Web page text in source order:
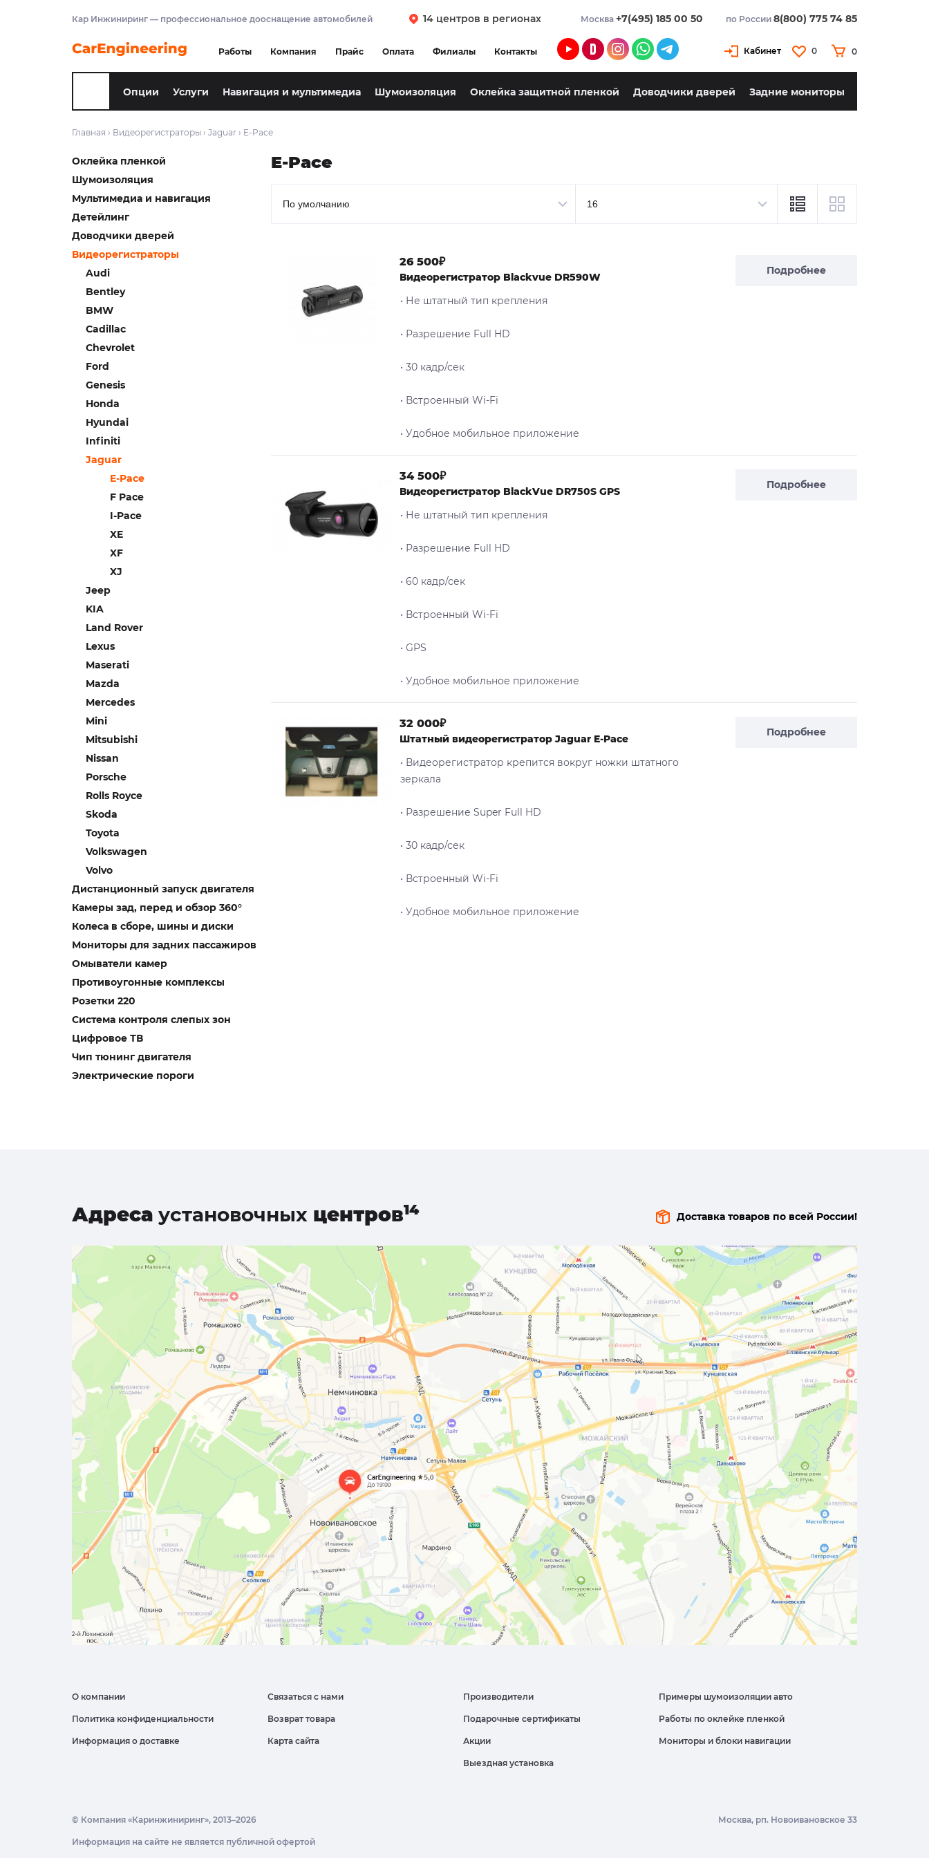
Кар Инжиниринг — профессиональное дооснащение автомобилей 14 центров в регионах Москва +7(495) 185 00 50 по России 8(800) 775 74 85
Работы Компания Прайс Оплата Филиалы Контакты Кабинет 0 0
Опции Услуги Навигация и мультимедиа Шумоизоляция Оклейка защитной пленкой Доводчики дверей Задние мониторы
Главная › Видеорегистраторы › Jaguar › E-Pace
Оклейка пленкой
Шумоизоляция
Мультимедиа и навигация
Детейлинг
Доводчики дверей
Видеорегистраторы
Audi
Bentley
BMW
Cadillac
Chevrolet
Ford
Genesis
Honda
Hyundai
Infiniti
Jaguar
E-Pace
F Pace
I-Pace
XE
XF
XJ
Jeep
KIA
Land Rover
Lexus
Maserati
Mazda
Mercedes
Mini
Mitsubishi
Nissan
Porsche
Rolls Royce
Skoda
Toyota
Volkswagen
Volvo
Дистанционный запуск двигателя
Камеры зад, перед и обзор 360°
Колеса в сборе, шины и диски
Мониторы для задних пассажиров
Омыватели камер
Противоугонные комплексы
Розетки 220
Система контроля слепых зон
Цифровое ТВ
Чип тюнинг двигателя
Электрические пороги
E-Pace
Подробнее
26 500₽
Видеорегистратор Blackvue DR590W
• Не штатный тип крепления
• Разрешение Full HD
• 30 кадр/сек
• Встроенный Wi-Fi
• Удобное мобильное приложение
Подробнее
34 500₽
Видеорегистратор BlackVue DR750S GPS
• Не штатный тип крепления
• Разрешение Full HD
• 60 кадр/сек
• Встроенный Wi-Fi
• GPS
• Удобное мобильное приложение
Подробнее
32 000₽
Штатный видеорегистратор Jaguar E-Pace
• Видеорегистратор крепится вокруг ножки штатного
зеркала
• Разрешение Super Full HD
• 30 кадр/сек
• Встроенный Wi-Fi
• Удобное мобильное приложение
Адреса установочных центров Доставка товаров по всей России!
О компании
Политика конфиденциальности
Информация о доставке
Связаться с нами
Возврат товара
Карта сайта
Производители
Подарочные сертификаты
Акции
Выездная установка
Примеры шумоизоляции авто
Работы по оклейке пленкой
Мониторы и блоки навигации
© Компания «Каринжиниринг», 2013–2026 Москва, рп. Новоивановское 33
Информация на сайте не является публичной офертой